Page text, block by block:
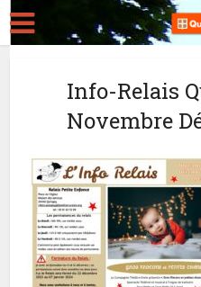
Info-Relais
Novembre